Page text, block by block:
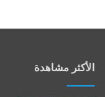
الأكثر مشاهدة